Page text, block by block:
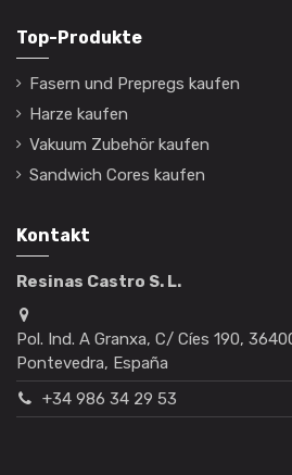
Top-Produkte
Fasern und Prepregs kaufen
Harze kaufen
Vakuum Zubehör kaufen
Sandwich Cores kaufen
Kontakt
Resinas Castro S. L.
Pol. Ind. A Granxa, C/ Cíes 190,
Pontevedra, España
+34 986 34 29 53